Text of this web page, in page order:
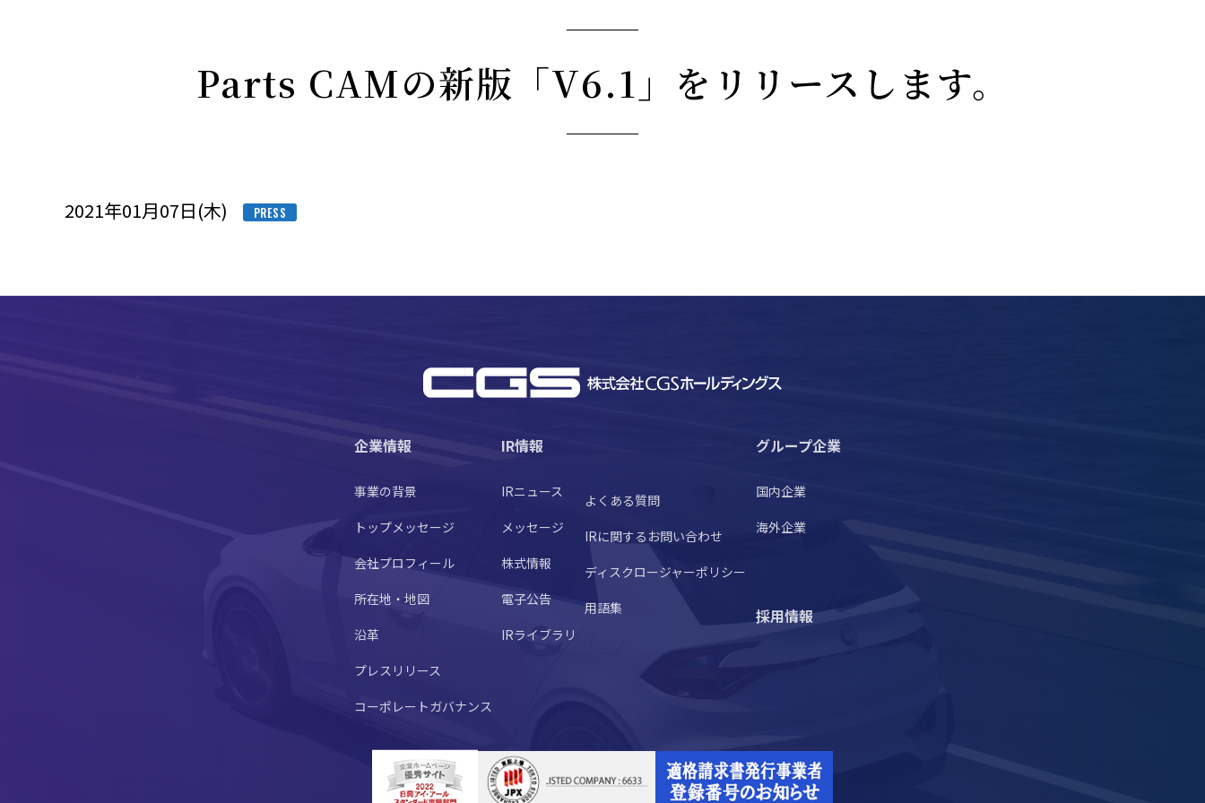
Parts CAMの新版「V6.1」をリリースします。
2021年01月07日(木) PRESS
企業情報
事業の背景
トップメッセージ
会社プロフィール
所在地・地図
沿革
プレスリリース
コーポレートガバナンス
IR情報
IRニュース
メッセージ
株式情報
電子公告
IRライブラリ
よくある質問
IRに関するお問い合わせ
ディスクロージャーポリシー
用語集
グループ企業
国内企業
海外企業
採用情報